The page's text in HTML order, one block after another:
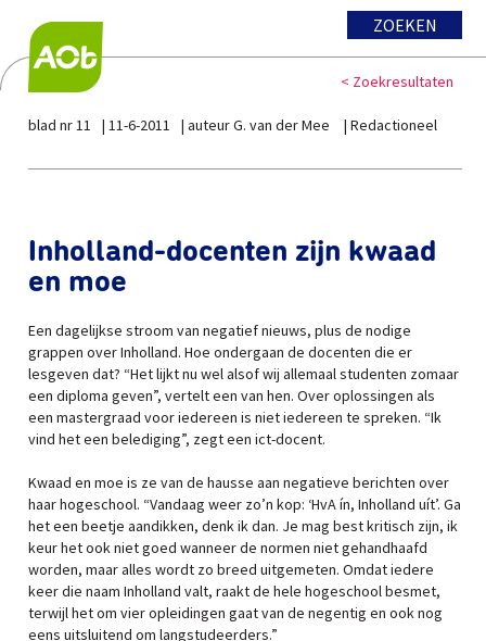
ZOEKEN
< Zoekresultaten
blad nr 11 11-6-2011 auteur G. van der Mee Redactioneel
Inholland-docenten zijn kwaad
en moe
Een dagelijkse stroom van negatief nieuws, plus de nodige
grappen over Inholland. Hoe ondergaan de docenten die er
lesgeven dat? “Het lijkt nu wel alsof wij allemaal studenten zomaar
een diploma geven”, vertelt een van hen. Over oplossingen als
een mastergraad voor iedereen is niet iedereen te spreken. “Ik
vind het een belediging”, zegt een ict-docent.
Kwaad en moe is ze van de hausse aan negatieve berichten over
haar hogeschool. “Vandaag weer zo’n kop: ‘HvA ín, Inholland uít’. Ga
het een beetje aandikken, denk ik dan. Je mag best kritisch zijn, ik
keur het ook niet goed wanneer de normen niet gehandhaafd
worden, maar alles wordt zo breed uitgemeten. Omdat iedere
keer die naam Inholland valt, raakt de hele hogeschool besmet,
terwijl het om vier opleidingen gaat van de negentig en ook nog
eens uitsluitend om langstudeerders.”